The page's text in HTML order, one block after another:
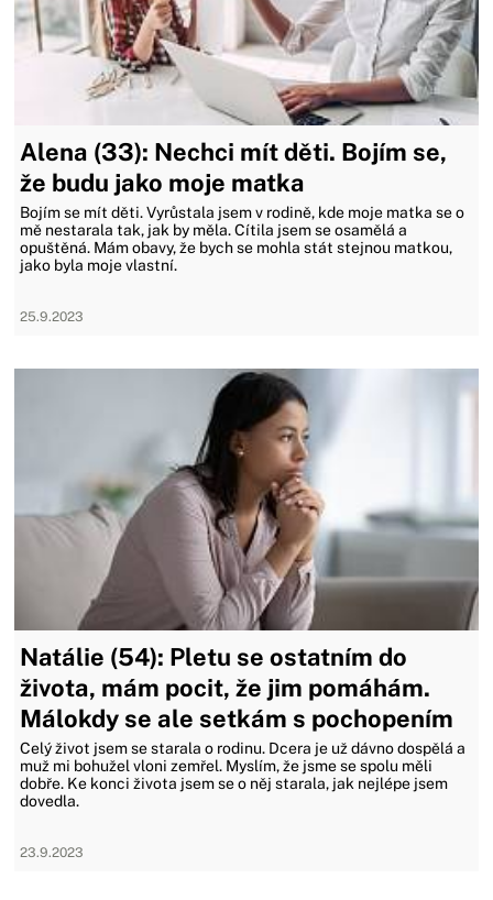
Alena (33): Nechci mít děti. Bojím se,
že budu jako moje matka
Bojím se mít děti. Vyrůstala jsem v rodině, kde moje matka se o
mě nestarala tak, jak by měla. Cítila jsem se osamělá a
opuštěná. Mám obavy, že bych se mohla stát stejnou matkou,
jako byla moje vlastní.
25.9.2023
Natálie (54): Pletu se ostatním do
života, mám pocit, že jim pomáhám.
Málokdy se ale setkám s pochopením
Celý život jsem se starala o rodinu. Dcera je už dávno dospělá a
muž mi bohužel vloni zemřel. Myslím, že jsme se spolu měli
dobře. Ke konci života jsem se o něj starala, jak nejlépe jsem
dovedla.
23.9.2023